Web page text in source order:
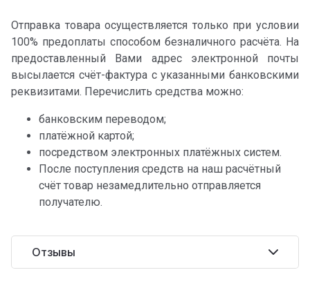
Отправка товара осуществляется только при условии
100% предоплаты способом безналичного расчёта. На
предоставленный Вами адрес электронной почты
высылается счёт-фактура с указанными банковскими
реквизитами. Перечислить средства можно:
банковским переводом;
платёжной картой;
посредством электронных платёжных систем.
После поступления средств на наш расчётный
счёт товар незамедлительно отправляется
получателю.
Отзывы